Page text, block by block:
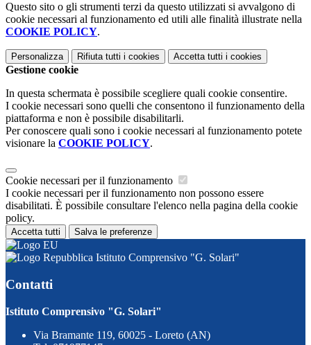
Questo sito o gli strumenti terzi da questo utilizzati si avvalgono di
cookie necessari al funzionamento ed utili alle finalità illustrate nella
COOKIE POLICY.
Personalizza Rifiuta tutti i cookies Accetta tutti i cookies
Gestione cookie
In questa schermata è possibile scegliere quali cookie consentire.
I cookie necessari sono quelli che consentono il funzionamento della
piattaforma e non è possibile disabilitarli.
Per conoscere quali sono i cookie necessari al funzionamento potete
visionare la COOKIE POLICY.
Cookie necessari per il funzionamento
I cookie necessari per il funzionamento non possono essere
disabilitati. È possibile consultare l'elenco nella pagina della cookie
policy.
Accetta tutti Salva le preferenze
Istituto Comprensivo "G. Solari"
Contatti
Istituto Comprensivo "G. Solari"
Via Bramante 119, 60025 - Loreto (AN)